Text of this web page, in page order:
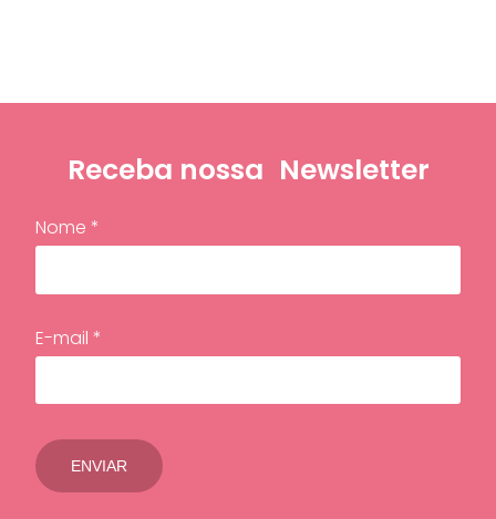
Receba nossa Newsletter
Nome *
E-mail *